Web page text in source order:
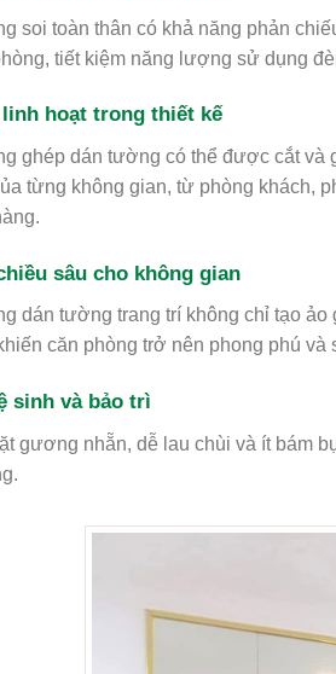
soi toàn thân có khả năng phản
tiết kiệm năng lượng sử dụng
hoạt trong thiết kế
ghép dán tường có thể được cắt và
từng không gian, từ phòng khách,
sâu cho không gian
dán tường trang trí không chỉ tạo ảo
căn phòng trở nên phong phú và
sinh và bảo trì
gương nhẵn, dễ lau chùi và ít bám